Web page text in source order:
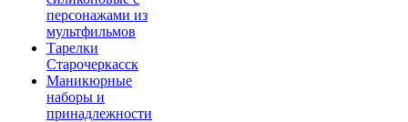
персонажами из
мультфильмов
Тарелки
Старочеркасск
Маникюрные
наборы и
принадлежности